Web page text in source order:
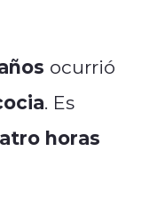
ocurrió
. Es
horas